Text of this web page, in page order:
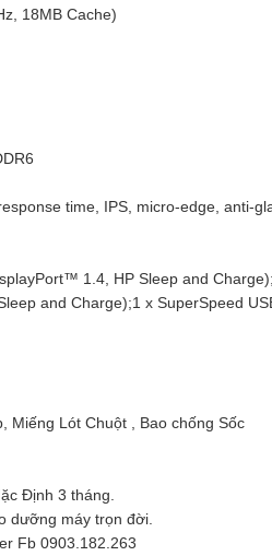
18MB Cache)
time, IPS, micro-edge, anti-
1.4, HP Sleep and Charge);
and Charge);1 x SuperSpeed
Miếng Lót Chuột , Bao chống Sốc
Định 3 tháng.
dưỡng máy trọn đời.
Fb 0903.182.263